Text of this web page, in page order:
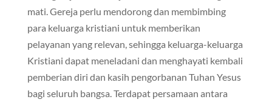
mati. Gereja perlu mendorong dan membimbing
para keluarga kristiani untuk memberikan
pelayanan yang relevan, sehingga keluarga-keluarga
Kristiani dapat meneladani dan menghayati kembali
pemberian diri dan kasih pengorbanan Tuhan Yesus
bagi seluruh bangsa. Terdapat persamaan antara